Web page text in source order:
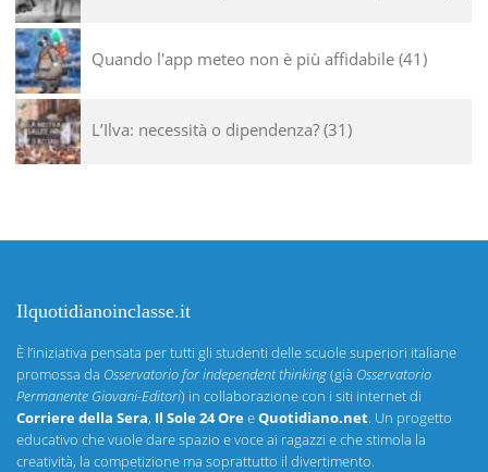
Quando l'app meteo non è più affidabile 41
L’Ilva: necessità o dipendenza? 31
Ilquotidianoinclasse.it
È l’iniziativa pensata per tutti gli studenti delle scuole superiori italiane
promossa da Osservatorio for independent thinking(già Osservatorio
Permanente Giovani-Editori) in collaborazione con i siti internet di
Corriere della Sera, Il Sole 24 OreeQuotidiano.net. Un progetto
educativo che vuole dare spazio e voce ai ragazzi e che stimola la
creatività, la competizione ma soprattutto il divertimento.